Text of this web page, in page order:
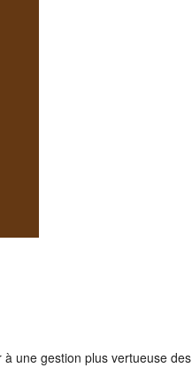
une gestion plus vertueuse des